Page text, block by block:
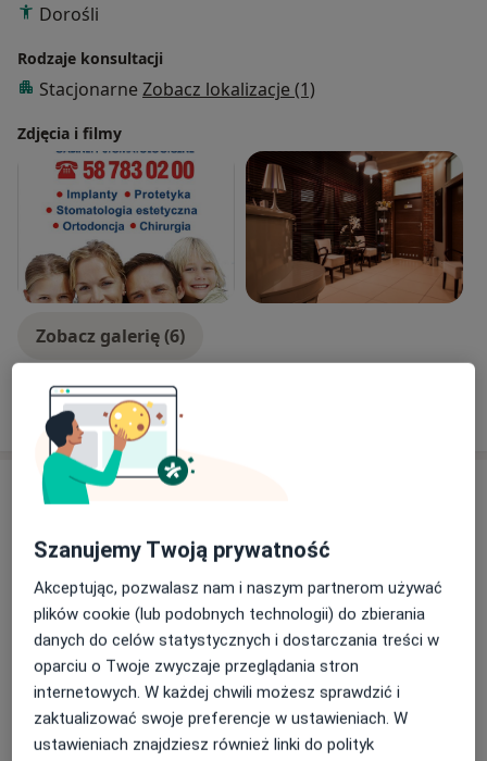
Dorośli
Rodzaje konsultacji
Stacjonarne Zobacz lokalizacje (1)
Zdjęcia i filmy
Zobacz galerię (6)
Usługi i ceny
Od 150 zł Szczegóły
Konsultacja stomatologiczna
Od 150 zł Szczegóły
Odbudowa korony zęba z wkładem z włókna szklanego
Od 1 000 zł Szczegóły
Szanujemy Twoją prywatność
Akceptując, pozwalasz nam i naszym partnerom używać
plików cookie (lub podobnych technologii) do zbierania
danych do celów statystycznych i dostarczania treści w
oparciu o Twoje zwyczaje przeglądania stron
internetowych. W każdej chwili możesz sprawdzić i
zaktualizować swoje preferencje w ustawieniach. W
ustawieniach znajdziesz również linki do polityk